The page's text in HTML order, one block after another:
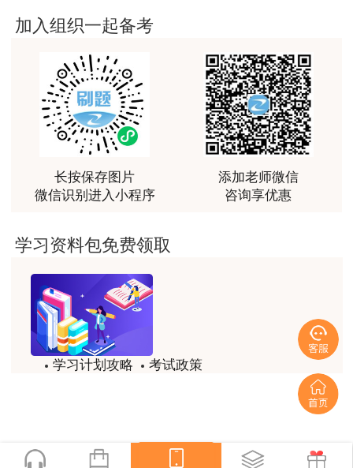
老师讲的很细致很认真，课件准备充分也非常有耐
用户m0****88
最棒的预习课
用户m2****66
越听越觉得好
用户m2****66
非常非常非常非常棒！！!！
用户m2****66
非常非常非常非常棒！！!！
土建计量这门课我听了门金瑞和孙琦两位老师的课
试，非常感谢两位老师的课程。
加入组织一起备考
长按保存图片
微信识别进入小程序
添加老师微信
咨询享优惠
学习资料包免费领取
学习计划攻略
考试政策